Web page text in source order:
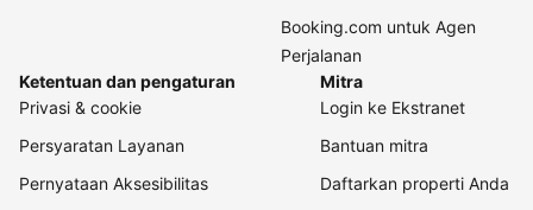
Booking.com untuk Agen
Perjalanan
Ketentuan dan pengaturan
Privasi & cookie
Persyaratan Layanan
Pernyataan Aksesibilitas
Mitra
Login ke Ekstranet
Bantuan mitra
Daftarkan properti Anda